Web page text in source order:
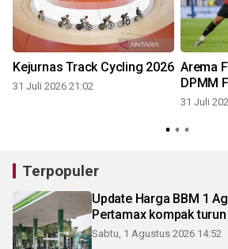
Kejurnas Track Cycling 2026
31 Juli 2026 21:02
Arema
DPMM
31 Juli
Terpopuler
Update Harga BBM 1
Pertamax kompak
Sabtu, 1 Agustus 2026 14:52